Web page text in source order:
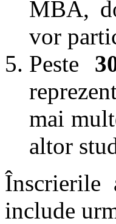
MBA,
vor
Peste
mai
altor
Înscrierile
include